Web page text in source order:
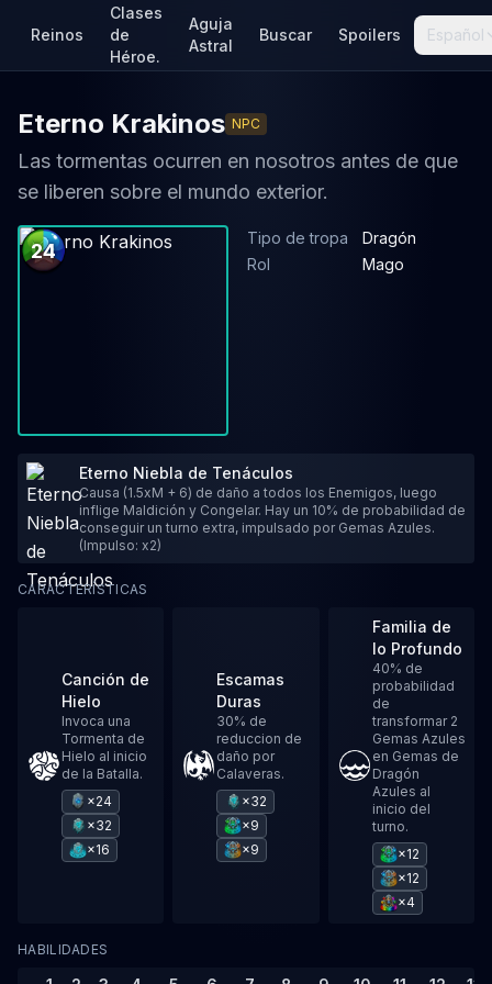
Reinos
Clases
de
Héroe.
Aguja
Astral
Buscar Spoilers Español
Eterno Krakinos NPC
Las tormentas ocurren en nosotros antes de que
se liberen sobre el mundo exterior.
24
Tipo de tropa
Dragón
Rol
Mago
Eterno Niebla de Tenáculos
Causa (1.5xM + 6) de daño a todos los Enemigos, luego
inflige Maldición y Congelar. Hay un 10% de probabilidad de
conseguir un turno extra, impulsado por Gemas Azules.
(Impulso: x2)
CARACTERÍSTICAS
Canción de
Hielo
Invoca una
Tormenta de
Hielo al inicio
de la Batalla.
×24
×32
×16
Escamas
Duras
30% de
reduccion de
daño por
Calaveras.
×32
×9
×9
Familia de
lo Profundo
40% de
probabilidad
de
transformar 2
Gemas Azules
en Gemas de
Dragón
Azules al
inicio del
turno.
×12
×12
×4
HABILIDADES